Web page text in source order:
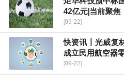
42亿元|当前聚焦
[09-22]
快资讯丨光威复
成立民用航空器
[09-22]